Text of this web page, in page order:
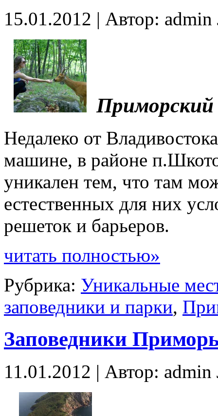
15.01.2012 | Автор:
Приморский
Недалеко от
машине, в районе
уникален тем, что там
естественных для них
решеток и барьеров.
читать полностью»
Рубрика: Уникальные
заповедники и парки,
Заповедники
11.01.2012 | Автор: